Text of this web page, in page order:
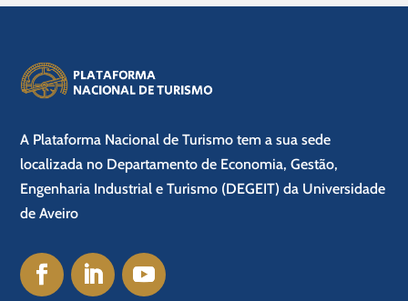
A Plataforma Nacional de Turismo tem a sua sede
localizada no Departamento de Economia, Gestão,
Engenharia Industrial e Turismo (DEGEIT) da Universidade
de Aveiro